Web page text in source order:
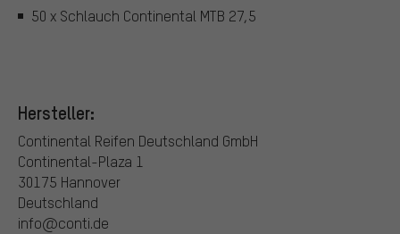
50 x Schlauch Continental MTB 27,5
Hersteller:
Continental Reifen Deutschland GmbH
Continental-Plaza 1
30175 Hannover
Deutschland
info@conti.de